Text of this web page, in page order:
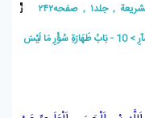
, صفحه۲۴۲
10 - بَابُ طَهَارَةِ سُؤْرِ مَا لَيْسَ